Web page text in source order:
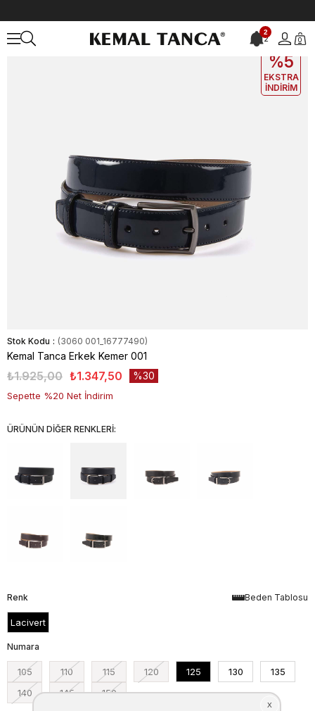
2
2 0
EKLE5
%5
EKSTRA
İNDİRİM
Stok Kodu (3060 001_16777490)
Kemal Tanca Erkek Kemer 001
₺1.925,00 ₺1.347,50 30
Sepette %20 Net İndirim
ÜRÜNÜN DİĞER RENKLERİ:
Beden Tablosu
Renk
Lacivert
Numara
105 110 115 120 125 130
135
140
145 150